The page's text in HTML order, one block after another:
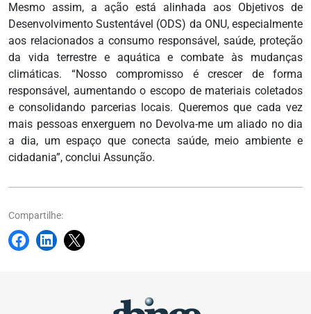
Mesmo assim, a ação está alinhada aos Objetivos de
Desenvolvimento Sustentável (ODS) da ONU, especialmente
aos relacionados a consumo responsável, saúde, proteção
da vida terrestre e aquática e combate às mudanças
climáticas. “Nosso compromisso é crescer de forma
responsável, aumentando o escopo de materiais coletados
e consolidando parcerias locais. Queremos que cada vez
mais pessoas enxerguem no Devolva-me um aliado no dia
a dia, um espaço que conecta saúde, meio ambiente e
cidadania”, conclui Assunção.
Compartilhe: